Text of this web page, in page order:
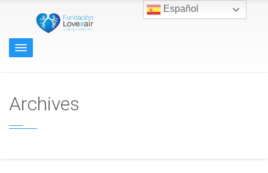
Archives
Español